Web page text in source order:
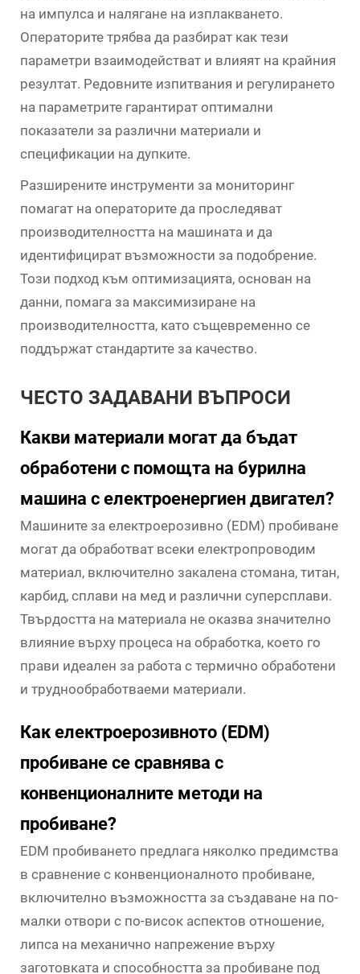
на импулса и налягане на изплакването.
Операторите трябва да разбират как тези
параметри взаимодействат и влияят на крайния
резултат. Редовните изпитвания и регулирането
на параметрите гарантират оптимални
показатели за различни материали и
спецификации на дупките.
Разширените инструменти за мониторинг
помагат на операторите да проследяват
производителността на машината и да
идентифицират възможности за подобрение.
Този подход към оптимизацията, основан на
данни, помага за максимизиране на
производителността, като същевременно се
поддържат стандартите за качество.
ЧЕСТО ЗАДАВАНИ ВЪПРОСИ
Какви материали могат да бъдат
обработени с помощта на бурилна
машина с електроенергиен двигател?
Машините за електроерозивно (EDM) пробиване
могат да обработват всеки електропроводим
материал, включително закалена стомана, титан,
карбид, сплави на мед и различни суперсплави.
Твърдостта на материала не оказва значително
влияние върху процеса на обработка, което го
прави идеален за работа с термично обработени
и труднообработваеми материали.
Как електроерозивното (EDM)
пробиване се сравнява с
конвенционалните методи на
пробиване?
EDM пробиването предлага няколко предимства
в сравнение с конвенционалното пробиване,
включително възможността за създаване на по-
малки отвори с по-висок аспектов отношение,
липса на механично напрежение върху
заготовката и способността за пробиване под